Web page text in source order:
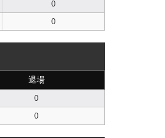
0
0
退場
0
0